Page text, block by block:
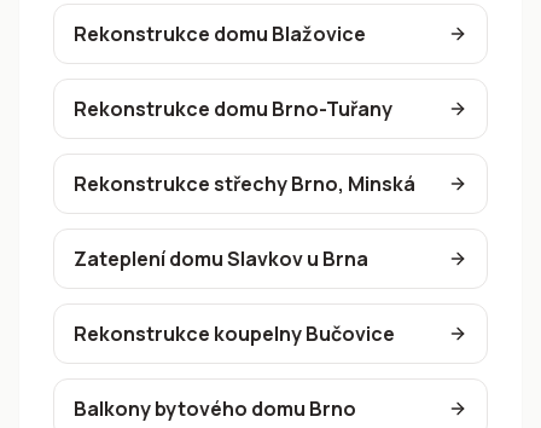
Rekonstrukce domu Blažovice
Rekonstrukce domu Brno-Tuřany
Rekonstrukce střechy Brno, Minská
Zateplení domu Slavkov u Brna
Rekonstrukce koupelny Bučovice
Balkony bytového domu Brno